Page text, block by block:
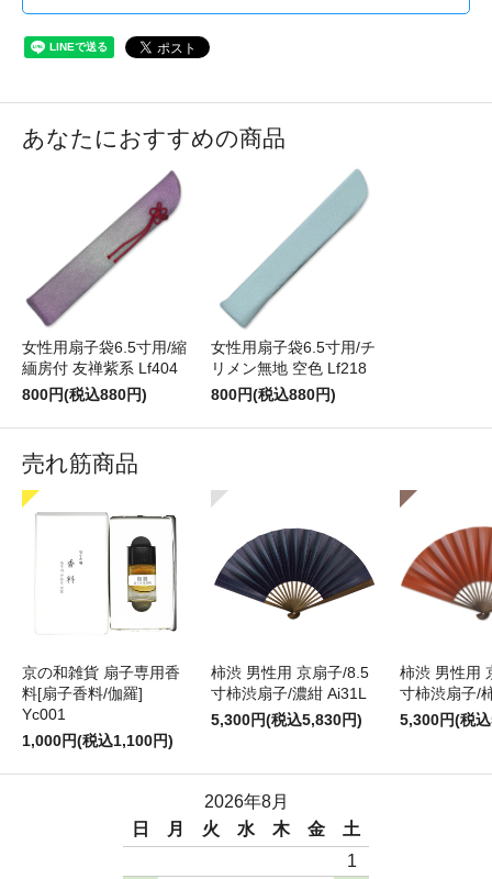
あなたにおすすめの商品
女性用扇子袋6.5寸用/縮
緬房付 友禅紫系 Lf404
800円(税込880円)
女性用扇子袋6.5寸用/チ
リメン無地 空色 Lf218
800円(税込880円)
売れ筋商品
京の和雑貨 扇子専用香
料[扇子香料/伽羅]
Yc001
1,000円(税込1,100円)
柿渋 男性用 京扇子/8.5
寸柿渋扇子/濃紺 Ai31L
5,300円(税込5,830円)
柿渋 男性用
寸柿渋扇子/
5,300円(税
2026年8月
日
月 火 水 木 金
土
1